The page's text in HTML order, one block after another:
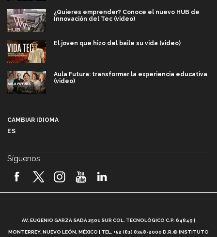
¿Quieres emprender? Conoce el nuevo HUB de
Innovación del Tec (video)
El joven que hizo del baile su vida (video)
Aula Futura: transformar la experiencia educativa
(video)
2026! (video)
¿Cómo es el Modelo Educativo Tec? (video)
CAMBIAR IDIOMA
ES
Síguenos
AV. EUGENIO GARZA SADA 2501 SUR COL. TECNOLÓGICO C.P. 64849 |
MONTERREY, NUEVO LEÓN, MÉXICO | TEL. +52 (81) 8358-2000 D.R.© INSTITUTO